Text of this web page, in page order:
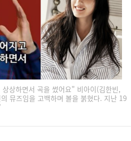
상하면서 곡을 썼어요" 비아이(김한빈,
뮤즈임을 고백하며 볼을 붉혔다. 지난 19